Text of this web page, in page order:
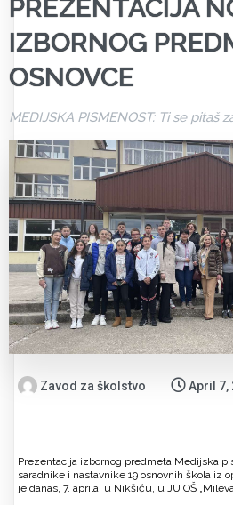
PREZENTACIJA
IZBORNOG
OSNOVCE
MEDIJSKA PISMENOST: Ti se pitaš
Zavod za školstvo April 7,
Prezentacija izbornog predmeta Medijska
saradnike i nastavnike 19 osnovnih škola iz
je danas, 7. aprila, u Nikšiću, u JU OŠ